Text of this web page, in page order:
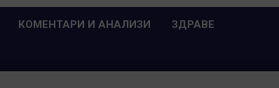
КОМЕНТАРИ И АНАЛИЗИ ЗДРАВЕ